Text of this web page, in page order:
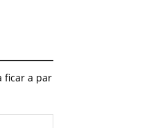
ficar a par